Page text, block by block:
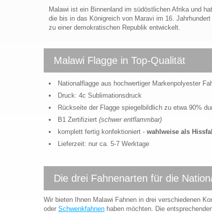
Malawi ist ein Binnenland im südöstlichen Afrika und
die bis in das Königreich von Maravi im 16.
zu einer demokratischen Republik entwickelt.
Malawi Flagge in Top-Qualität
Nationalflagge aus hochwertiger Markenpolyester
Druck: 4c Sublimationsdruck
Rückseite der Flagge spiegelbildlich zu etwa 90%
B1 Zertifiziert (schwer entflammbar)
komplett fertig konfektioniert - wahlweise als
Lieferzeit: nur ca. 5-7 Werktage
Die drei Fahnenarten für die
Wir bieten Ihnen Malawi Fahnen in drei verschiedenen
oder Schwenkfahnen haben möchten. Die